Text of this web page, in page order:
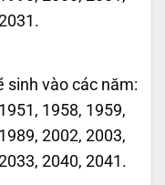
sinh vào các năm:
1958, 1959,
2002, 2003,
2040, 2041.